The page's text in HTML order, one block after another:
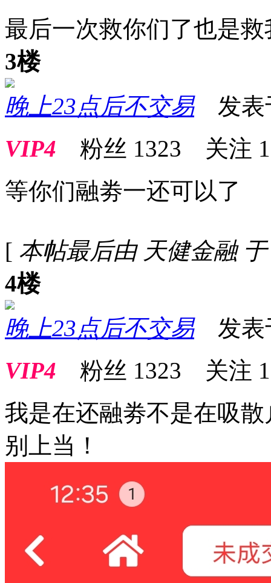
最后一次救你们了也是
3楼
晚上23点后不交易发表
VIP4 粉丝 1323 关注
等你们融劵一还可以了
[ 本帖最后由 天健金融
4楼
晚上23点后不交易发表
VIP4 粉丝 1323 关注
我是在还融劵不是在吸
别上当！